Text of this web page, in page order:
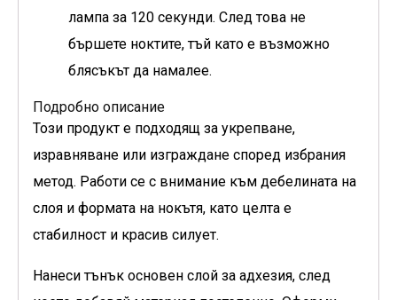
лампа за 120 секунди. След това не
бършете ноктите, тъй като е възможно
блясъкът да намалее.
Подробно описание
Този продукт е подходящ за укрепване,
изравняване или изграждане според избрания
метод. Работи се с внимание към дебелината на
слоя и формата на нокътя, като целта е
стабилност и красив силует.
Нанеси тънък основен слой за адхезия, след